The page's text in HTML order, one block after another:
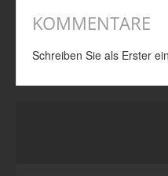
KOMMENTARE
Schreiben Sie als Erster